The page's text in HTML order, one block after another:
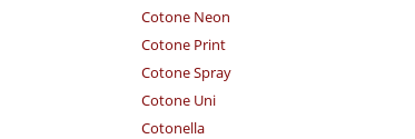
Cotone Neon
Cotone Print
Cotone Spray
Cotone Uni
Cotonella